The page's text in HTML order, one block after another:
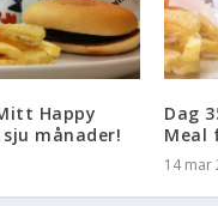
Happy
månader!
Dag
Meal
14 mar